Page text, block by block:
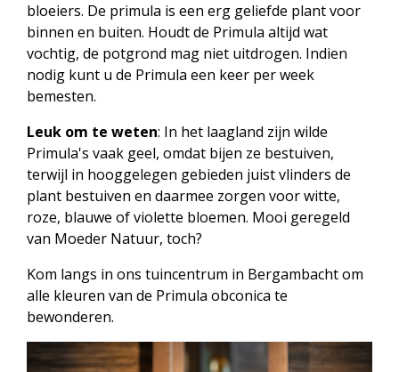
bloeiers. De primula is een erg geliefde plant voor
binnen en buiten. Houdt de Primula altijd wat
vochtig, de potgrond mag niet uitdrogen. Indien
nodig kunt u de Primula een keer per week
bemesten.
Leuk om te weten: In het laagland zijn wilde
Primula's vaak geel, omdat bijen ze bestuiven,
terwijl in hooggelegen gebieden juist vlinders de
plant bestuiven en daarmee zorgen voor witte,
roze, blauwe of violette bloemen. Mooi geregeld
van Moeder Natuur, toch?
Kom langs in ons tuincentrum in Bergambacht om
alle kleuren van de Primula obconica te
bewonderen.